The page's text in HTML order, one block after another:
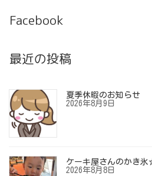
Facebook
最近の投稿
夏季休暇のお知らせ
2026年8月9日
ケーキ屋さんのかき
2026年8月8日